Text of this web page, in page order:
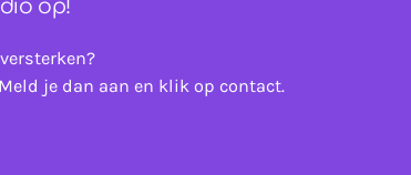
je dan aan en klik op contact.